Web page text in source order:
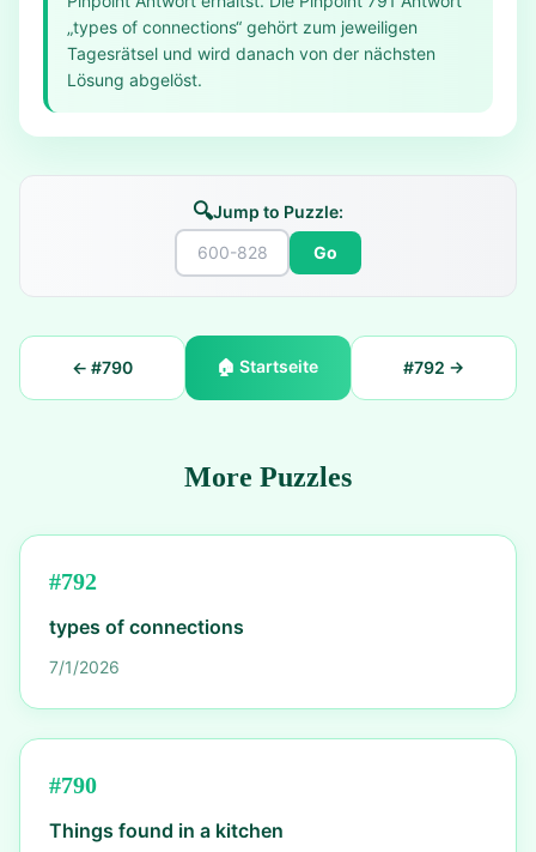
„types of connections“ gehört zum jeweiligen
Tagesrätsel und wird danach von der nächsten
Lösung abgelöst.
🔍Jump to Puzzle:
Go
← #790 🏠Startseite #792 →
More Puzzles
#792
types of connections
7/1/2026
#790
Things found in a kitchen